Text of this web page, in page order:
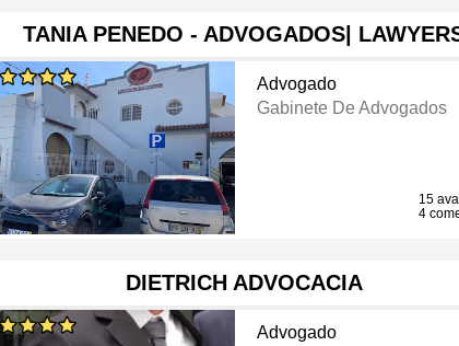
TANIA PENEDO - ADVOGADOS|
Advogado
Gabinete De Advogados
15
4
DIETRICH ADVOCACIA
Advogado